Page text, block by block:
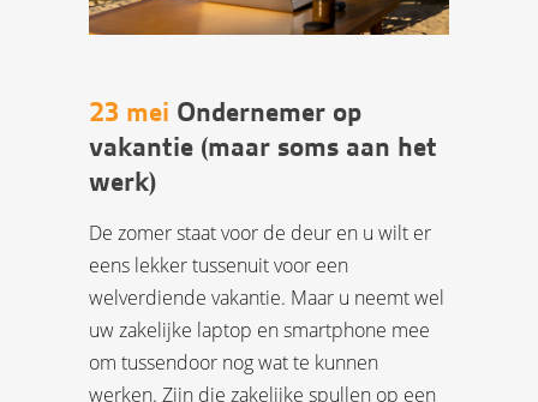
23 mei Ondernemer op
vakantie (maar soms aan het
werk)
De zomer staat voor de deur en u wilt er
eens lekker tussenuit voor een
welverdiende vakantie. Maar u neemt wel
uw zakelijke laptop en smartphone mee
om tussendoor nog wat te kunnen
werken. Zijn die zakelijke spullen op een